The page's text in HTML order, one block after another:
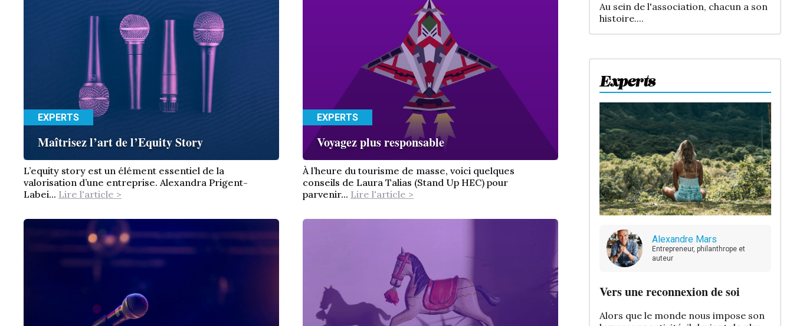
EXPERTS
Maîtrisez l’art de l’Equity Story
L’equity story est un élément essentiel de la
valorisation d’une entreprise. Alexandra Prigent-
Labei... Lire l'article >
EXPERTS
Voyagez plus responsable
À l’heure du tourisme de masse, voici quelques
conseils de Laura Talias (Stand Up HEC) pour
parvenir... Lire l'article >
Experts
Alexandre Mars
Entrepreneur, philanthrope et
auteur
Vers une reconnexion de soi
Alors que le monde nous impose son
Au sein de l'association, chacun a son
histoire....